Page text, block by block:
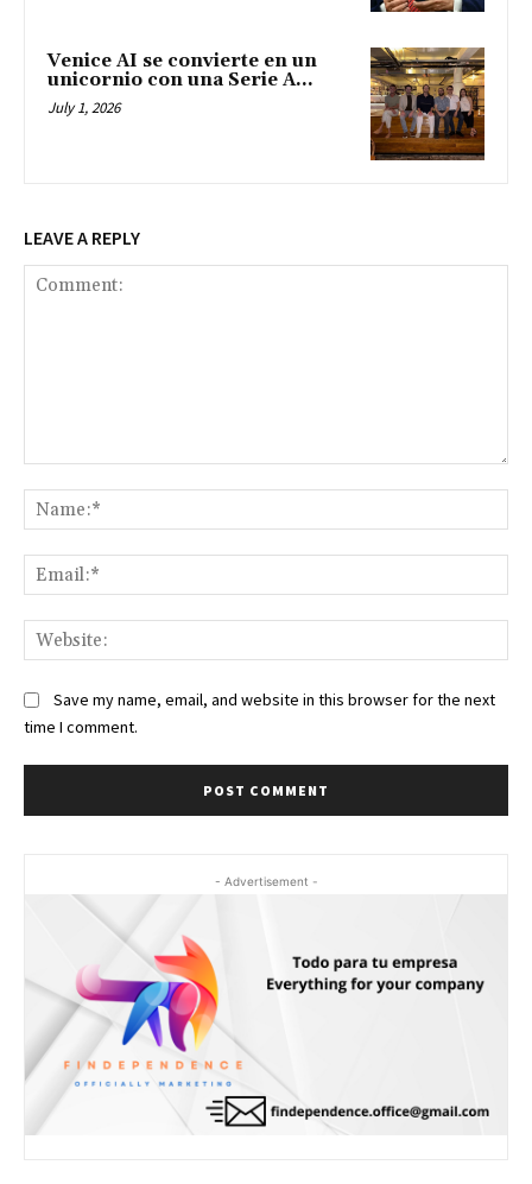
Venice AI se convierte en un
unicornio con una Serie A...
July 1, 2026
LEAVE A REPLY
Save my name, email, and website in this browser for the next
time I comment.
- Advertisement -